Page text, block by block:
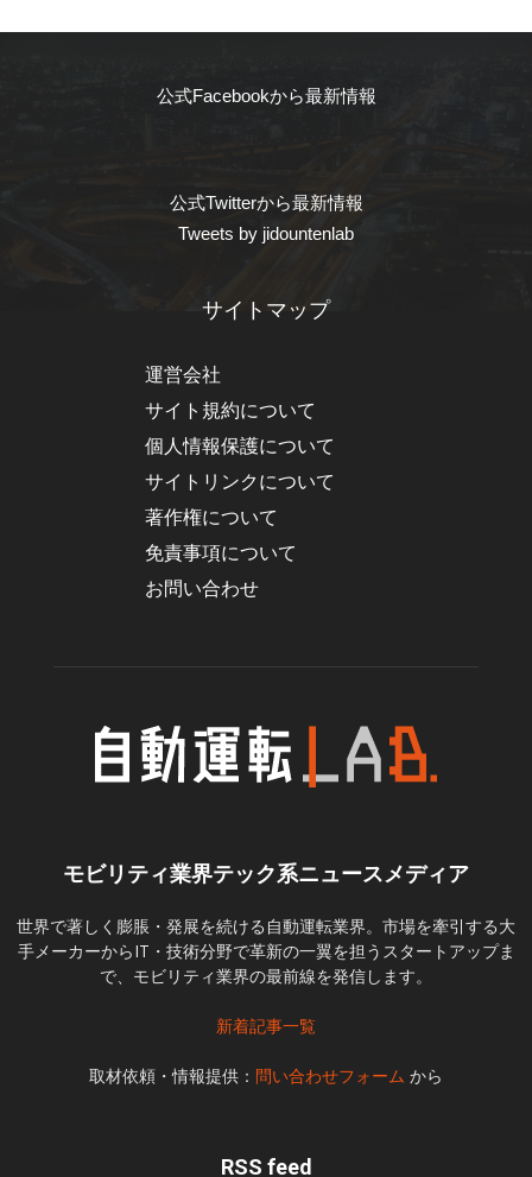
公式Facebookから最新情報
公式Twitterから最新情報
Tweets by jidountenlab
サイトマップ
運営会社
サイト規約について
個人情報保護について
サイトリンクについて
著作権について
免責事項について
お問い合わせ
モビリティ業界テック系ニュースメディア
世界で著しく膨脹・発展を続ける自動運転業界。市場を牽引する大
手メーカーからIT・技術分野で革新の一翼を担うスタートアップま
で、モビリティ業界の最前線を発信します。
新着記事一覧
取材依頼・情報提供： 問い合わせフォーム から
RSS feed